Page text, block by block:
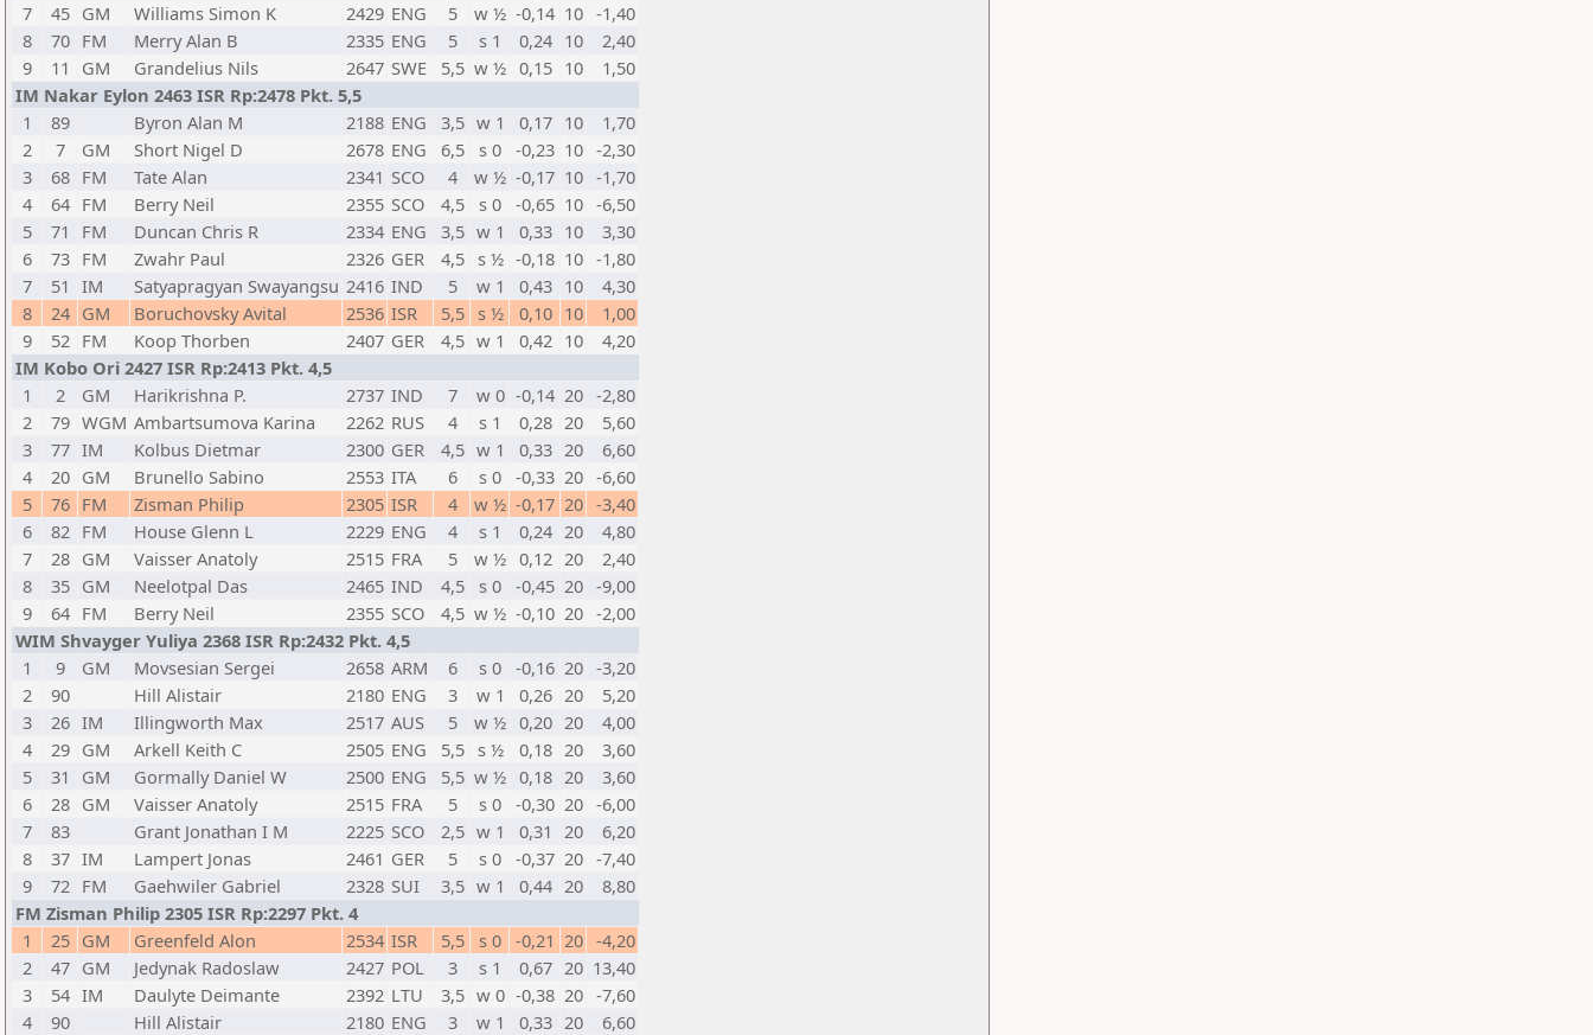
7
45 GM Williams Simon K 2429 ENG 5 w ½ -0,14 10 -1,40
8
70 FM Merry Alan B 2335 ENG 5 s 1 0,24 10
2,40
9
11 GM Grandelius Nils 2647 SWE 5,5 w ½ 0,15 10
1,50
IM Nakar Eylon 2463 ISR Rp:2478 Pkt. 5,5
1
89 Byron Alan M 2188 ENG 3,5 w 1 0,17 10
1,70
2
7 GM Short Nigel D 2678 ENG 6,5 s 0 -0,23 10 -2,30
3
68 FM Tate Alan 2341 SCO 4 w ½ -0,17 10 -1,70
4
64 FM Berry Neil 2355 SCO 4,5 s 0 -0,65 10 -6,50
5
71 FM Duncan Chris R 2334 ENG 3,5 w 1 0,33 10
3,30
6
73 FM Zwahr Paul 2326 GER 4,5 s ½ -0,18 10 -1,80
7
51 IM Satyapragyan Swayangsu 2416 IND 5 w 1 0,43 10
4,30
8
24 GM Boruchovsky Avital 2536 ISR 5,5 s ½ 0,10 10
1,00
9
52 FM Koop Thorben 2407 GER 4,5 w 1 0,42 10
4,20
IM Kobo Ori 2427 ISR Rp:2413 Pkt. 4,5
1
2 GM Harikrishna P. 2737 IND 7 w 0 -0,14 20 -2,80
2
79 WGM Ambartsumova Karina 2262 RUS 4 s 1 0,28 20
5,60
3
77 IM Kolbus Dietmar 2300 GER 4,5 w 1 0,33 20
6,60
4
20 GM Brunello Sabino 2553 ITA 6 s 0 -0,33 20 -6,60
5
76 FM Zisman Philip 2305 ISR 4 w ½ -0,17 20 -3,40
6
82 FM House Glenn L 2229 ENG 4 s 1 0,24 20
4,80
7
28 GM Vaisser Anatoly 2515 FRA 5 w ½ 0,12 20
2,40
8
35 GM Neelotpal Das 2465 IND 4,5 s 0 -0,45 20 -9,00
9
64 FM Berry Neil 2355 SCO 4,5 w ½ -0,10 20 -2,00
WIM Shvayger Yuliya 2368 ISR Rp:2432 Pkt. 4,5
1
9 GM Movsesian Sergei 2658 ARM 6 s 0 -0,16 20 -3,20
2
90 Hill Alistair 2180 ENG 3 w 1 0,26 20
5,20
3
26 IM Illingworth Max 2517 AUS 5 w ½ 0,20 20
4,00
4
29 GM Arkell Keith C 2505 ENG 5,5 s ½ 0,18 20
3,60
5
31 GM Gormally Daniel W 2500 ENG 5,5 w ½ 0,18 20
3,60
6
28 GM Vaisser Anatoly 2515 FRA 5 s 0 -0,30 20 -6,00
7
83 Grant Jonathan I M 2225 SCO 2,5 w 1 0,31 20
6,20
8
37 IM Lampert Jonas 2461 GER 5 s 0 -0,37 20 -7,40
9
72 FM Gaehwiler Gabriel 2328 SUI 3,5 w 1 0,44 20
8,80
FM Zisman Philip 2305 ISR Rp:2297 Pkt. 4
1
25 GM Greenfeld Alon 2534 ISR 5,5 s 0 -0,21 20 -4,20
2
47 GM Jedynak Radoslaw 2427 POL 3 s 1 0,67 20 13,40
3
54 IM Daulyte Deimante 2392 LTU 3,5 w 0 -0,38 20 -7,60
4
90 Hill Alistair 2180 ENG 3 w 1 0,33 20
6,60